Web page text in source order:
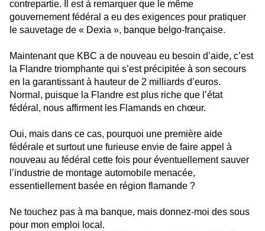
contrepartie. Il est à remarquer que le même
gouvernement fédéral a eu des exigences pour pratiquer
le sauvetage de « Dexia », banque belgo-française.
Maintenant que KBC a de nouveau eu besoin d’aide, c’est
la Flandre triomphante qui s’est précipitée à son secours
en la garantissant à hauteur de 2 milliards d’euros.
Normal, puisque la Flandre est plus riche que l’état
fédéral, nous affirment les Flamands en chœur.
Oui, mais dans ce cas, pourquoi une première aide
fédérale et surtout une furieuse envie de faire appel à
nouveau au fédéral cette fois pour éventuellement sauver
l’industrie de montage automobile menacée,
essentiellement basée en région flamande ?
Ne touchez pas à ma banque, mais donnez-moi des sous
pour mon emploi local.